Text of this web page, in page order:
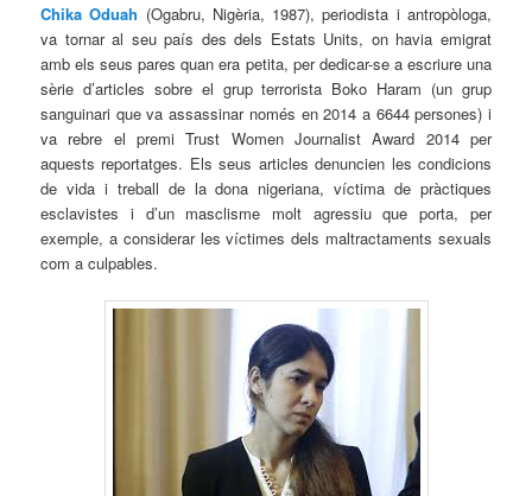
Chika Oduah (Ogabru, Nigèria, 1987), periodista i antropòloga,
va tornar al seu país des dels Estats Units, on havia emigrat
amb els seus pares quan era petita, per dedicar-se a escriure una
sèrie d’articles sobre el grup terrorista Boko Haram (un grup
sanguinari que va assassinar només en 2014 a 6644 persones) i
va rebre el premi Trust Women Journalist Award 2014 per
aquests reportatges. Els seus articles denuncien les condicions
de vida i treball de la dona nigeriana, víctima de pràctiques
esclavistes i d’un masclisme molt agressiu que porta, per
exemple, a considerar les víctimes dels maltractaments sexuals
com a culpables.